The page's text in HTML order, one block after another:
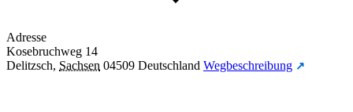
Adresse
Kosebruchweg 14
Delitzsch, Sachsen 04509 Deutschland Wegbeschreibung